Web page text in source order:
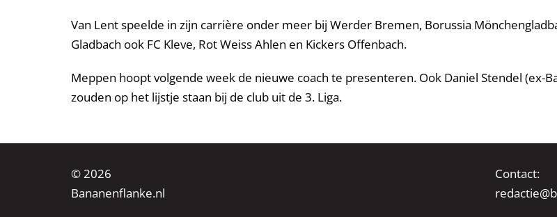
Van Lent speelde in zijn carrière onder meer bij Werder Bremen, Borussia
Gladbach ook FC Kleve, Rot Weiss Ahlen en Kickers Offenbach.
Meppen hoopt volgende week de nieuwe coach te presenteren. Ook Daniel Stendel (ex-
zouden op het lijstje staan bij de club uit de 3. Liga.
© 2026
Bananenflanke.nl
Contact: